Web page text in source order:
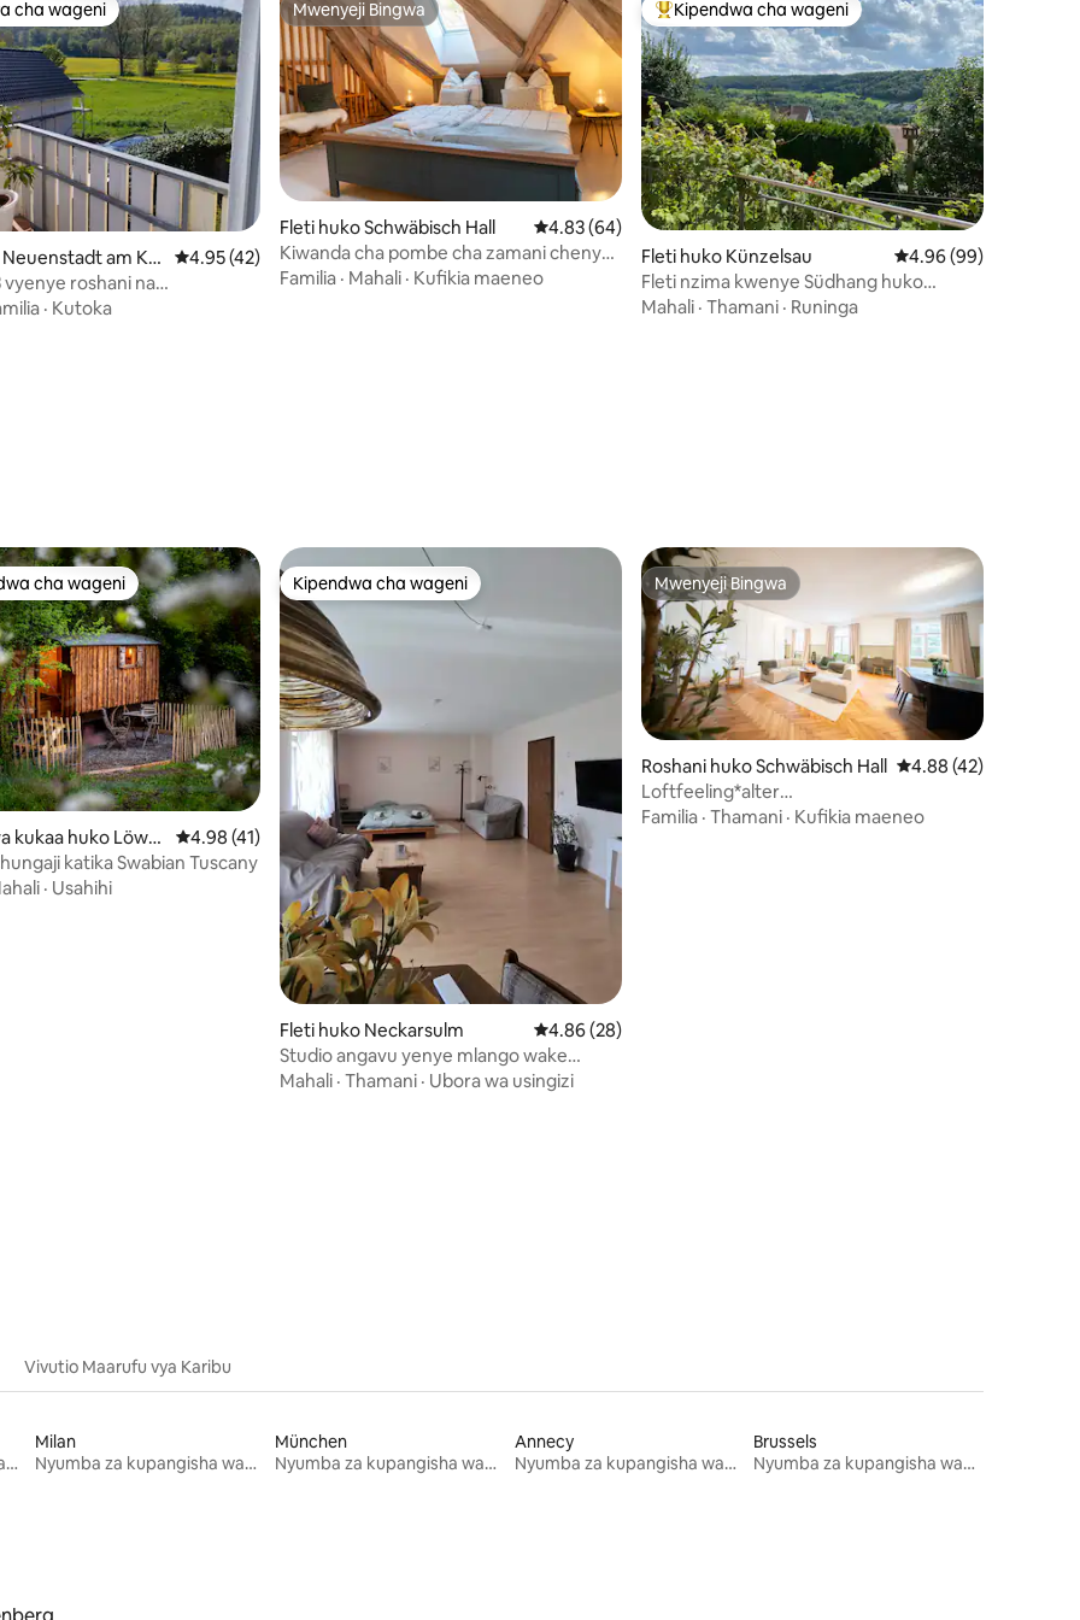
wa 5 kati ya 5, tathmini 10
cha wageni
cha wageni
am Ko
Ukadiriaji wa wastani wa 4.95 kati ya 5, tathmini 42
4.95 (42)
vyenye roshani na
wa msitu
· Kutoka
Mwenyeji Bingwa
Mwenyeji Bingwa
Fleti huko Schwäbisch Hall Ukadiriaji wa wastani wa 4.83 kati ya 5, tathmini 64
4.83 (64)
Kiwanda cha pombe cha zamani chenye
starehe | Vyumba 4 vya kulala | Wageni 8 |
Familia · Mahali · Kufikia maeneo
Kipendwa maarufu cha wageni
Kipendwa cha wageni
Fleti huko Künzelsau Ukadiriaji wa wastani
4.96 (99)
Fleti nzima kwenye Südhang huko
Künzelsau
Mahali · Thamani · Runinga
4.88 kati ya 5, tathmini 8
maarufu cha wageni
cha wageni
kukaa huko Löwe
Ukadiriaji wa wastani wa 4.98 kati ya 5, tathmini 41
4.98 (41)
katika Swabian Tuscany
· Usahihi
Kipendwa cha wageni
Kipendwa cha wageni
Fleti huko Neckarsulm Ukadiriaji wa wastani wa 4.86 kati ya 5, tathmini 28
4.86 (28)
Studio angavu yenye mlango wake
binafsi katika eneo tulivu
Mahali · Thamani · Ubora wa usingizi
Mwenyeji Bingwa
Mwenyeji Bingwa
Roshani huko Schwäbisch Hall Ukadiriaji wa wastani
4.88 (42)
Loftfeeling*alter
Ballsaal*Parkplatz*Diak*Würth
Familia · Thamani · Kufikia maeneo
Vivutio Maarufu vya Karibu
Nyumba za kupangisha wakati wa likizo
Milan
Nyumba za kupangisha wakati wa likizo
München
Nyumba za kupangisha wakati wa likizo
Annecy
Nyumba za kupangisha wakati wa likizo
Brussels
Nyumba za kupangisha wakati wa likizo